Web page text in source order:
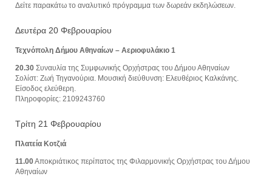
Δείτε παρακάτω το αναλυτικό πρόγραμμα των δωρεάν εκδηλώσεων.
Δευτέρα 20 Φεβρουαρίου
Τεχνόπολη Δήμου Αθηναίων – Αεριοφυλάκιο 1
20.30 Συναυλία της Συμφωνικής Ορχήστρας του Δήμου Αθηναίων
Σολίστ: Ζωή Τηγανούρια. Μουσική διεύθυνση: Ελευθέριος Καλκάνης.
Είσοδος ελεύθερη.
Πληροφορίες: 2109243760
Τρίτη 21 Φεβρουαρίου
Πλατεία Κοτζιά
11.00Αποκριάτικος περίπατος της Φιλαρμονικής Ορχήστρας του Δήμου
Αθηναίων